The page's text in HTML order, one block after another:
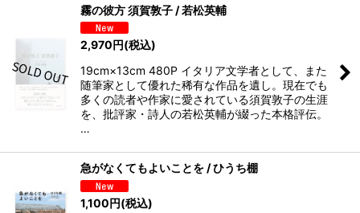
霧の彼方 須賀敦子 / 若松英輔
2,970円(税込)
19cm×13cm 480P イタリア文学者として、また
随筆家として優れた稀有な作品を遺し。現在でも
多くの読者や作家に愛されている須賀敦子の生涯
を、批評家・詩人の若松英輔が綴った本格評伝。
…
急がなくてもよいことを / ひうち棚
1,100円(税込)